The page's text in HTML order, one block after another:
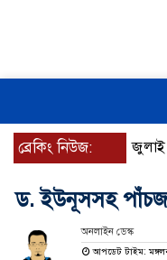
ব্রেকিং নিউজ: জুলাই
ড. ইউনূসসহ
অনলাইন ডেস্ক
আপডেট টাইম: